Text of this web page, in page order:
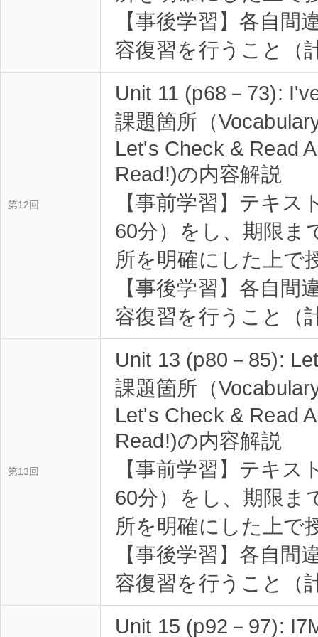
【事後学習】各自
容復習を行うこと（
第12回
Unit 11 (p68－73):
課題箇所（
Let's Check & Read
Read!)の内容解説
【事前学習】テキ
60分）をし、期限ま
所を明確にした上で
【事後学習】各自
容復習を行うこと（
第13回
Unit 13 (p80－85):
課題箇所（
Let's Check & Read
Read!)の内容解説
【事前学習】テキ
60分）をし、期限ま
所を明確にした上で
【事後学習】各自
容復習を行うこと（
Unit 15 (p92－97):